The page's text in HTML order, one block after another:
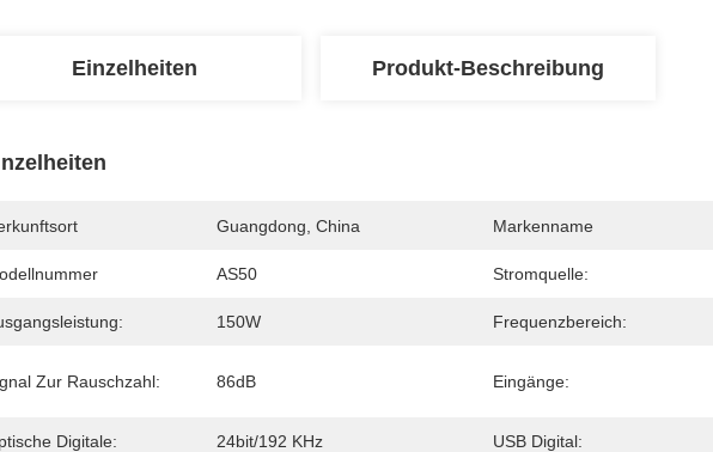
Einzelheiten Produkt-Beschreibung
Guangdong, China Markenname
AS50 Stromquelle:
150W Frequenzbereich:
Zur Rauschzahl: 86dB Eingänge:
Digitale: 24bit/192 KHz USB Digital: